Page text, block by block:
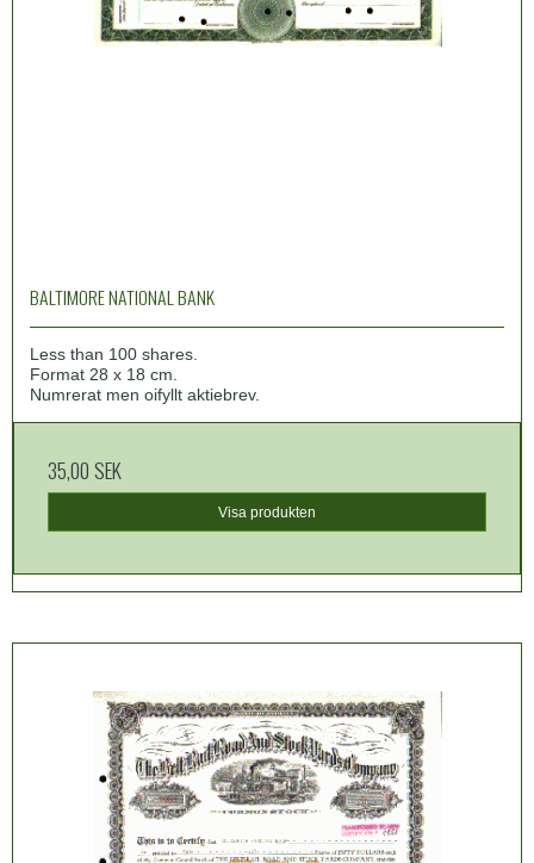
BALTIMORE NATIONAL BANK
Less than 100 shares.
Format 28 x 18 cm.
Numrerat men oifyllt aktiebrev.
35,00 SEK
Visa produkten